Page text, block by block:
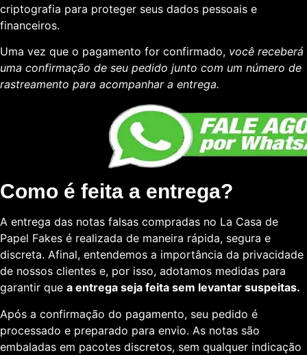
criptografia para proteger seus dados pessoais e
financeiros.
Uma vez que o pagamento for confirmado, você receberá
uma confirmação de seu pedido junto com um número de
rastreamento para acompanhar a entrega.
Como é feita a entrega?
A entrega das notas falsas compradas no La Casa de
Papel Fakes é realizada de maneira rápida, segura e
discreta. Afinal, entendemos a importância da privacidade
de nossos clientes e, por isso, adotamos medidas para
garantir que a entrega seja feita sem levantar suspeitas.
Após a confirmação do pagamento, seu pedido é
processado e preparado para envio. As notas são
embaladas em pacotes discretos, sem qualquer indicação